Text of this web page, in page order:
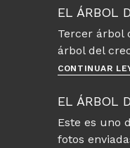
EL ÁRBOL
Tercer árbol
árbol del
CONTINUAR
EL ÁRBOL
Este es uno
fotos